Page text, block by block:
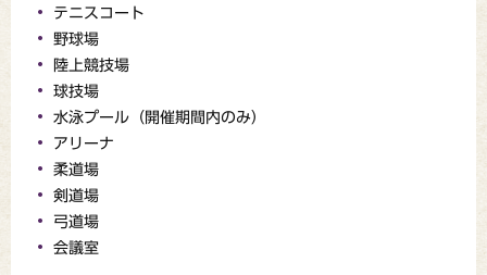
テニスコート
野球場
陸上競技場
球技場
水泳プール（開催期間内のみ）
アリーナ
柔道場
剣道場
弓道場
会議室